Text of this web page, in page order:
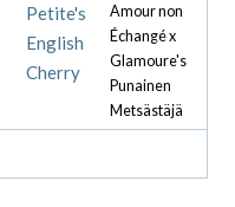
Petite's
English
Cherry
Amour non
Échangé x
Glamoure's
Punainen
Metsästäjä